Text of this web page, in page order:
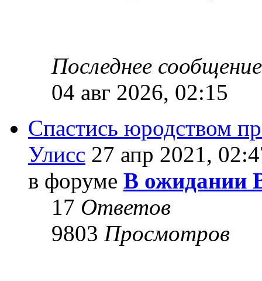
Последнее
04 авг 2026, 02:15
Спастись юродством
Улисс 27 апр 2021,
в форуме В ожидании
17 Ответов
9803 Просмотров